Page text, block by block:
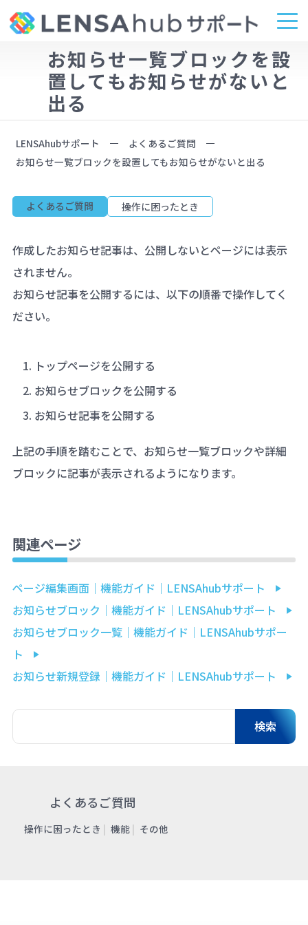
お知らせ一覧ブロックを設
置してもお知らせがないと
出る
LENSAhubサポート
よくあるご質問
お知らせ一覧ブロックを設置してもお知らせがないと出る
よくあるご質問 操作に困ったとき
作成したお知らせ記事は、公開しないとページには表示
されません。
お知らせ記事を公開するには、以下の順番で操作してく
ださい。
トップページを公開する
お知らせブロックを公開する
お知らせ記事を公開する
上記の手順を踏むことで、お知らせ一覧ブロックや詳細
ブロックに記事が表示されるようになります。
関連ページ
ページ編集画面｜機能ガイド｜LENSAhubサポート
お知らせブロック｜機能ガイド｜LENSAhubサポート
お知らせブロック一覧｜機能ガイド｜LENSAhubサポー
ト
お知らせ新規登録｜機能ガイド｜LENSAhubサポート
よくあるご質問
操作に困ったとき 機能 その他